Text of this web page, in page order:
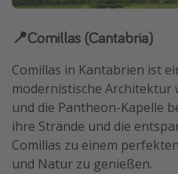
📍Comillas (Cantabria)
Comillas in Kantabrien ist
modernistische Architektur
und die Pantheon-Kapelle
ihre Strände und die
Comillas zu einem
und Natur zu genießen.